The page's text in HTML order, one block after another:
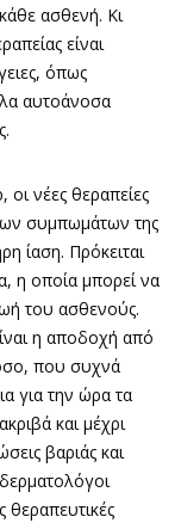
ασθενή. Κι
είναι
όπως
αυτοάνοσα
νέες θεραπείες
συμπωμάτων της
ίαση. Πρόκειται
η οποία μπορεί να
του ασθενούς.
η αποδοχή από
που συχνά
για την ώρα τα
και μέχρι
βαριάς και